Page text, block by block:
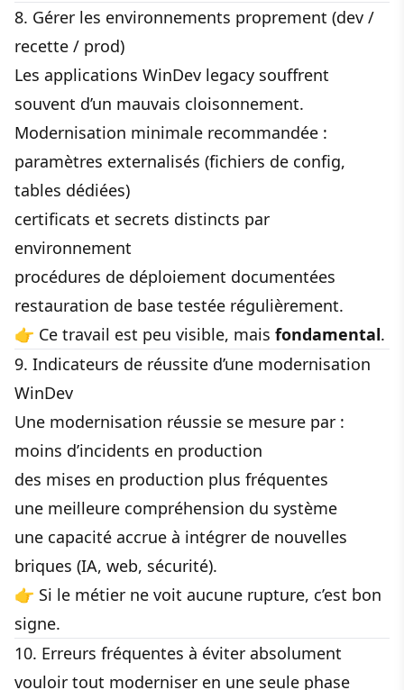
8. Gérer les environnements proprement (dev /
recette / prod)
Les applications WinDev legacy souffrent
souvent d’un mauvais cloisonnement.
Modernisation minimale recommandée :
paramètres externalisés (fichiers de config,
tables dédiées)
certificats et secrets distincts par
environnement
procédures de déploiement documentées
restauration de base testée régulièrement.
👉 Ce travail est peu visible, mais fondamental.
9. Indicateurs de réussite d’une modernisation
WinDev
Une modernisation réussie se mesure par :
moins d’incidents en production
des mises en production plus fréquentes
une meilleure compréhension du système
une capacité accrue à intégrer de nouvelles
briques (IA, web, sécurité).
👉 Si le métier ne voit aucune rupture, c’est bon
signe.
10. Erreurs fréquentes à éviter absolument
vouloir tout moderniser en une seule phase